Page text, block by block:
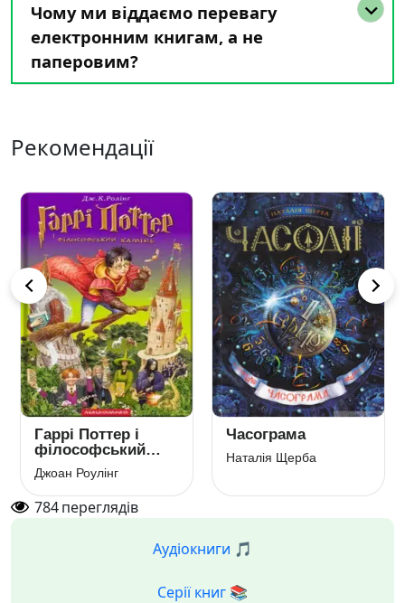
Чому ми віддаємо перевагу
електронним книгам, а не
паперовим?
Рекомендації
Гаррі Поттер і
філософський
камінь
Джоан Роулінг
Часограма
Наталія Щерба
784переглядів
Аудіокниги 🎵
Серії книг 📚